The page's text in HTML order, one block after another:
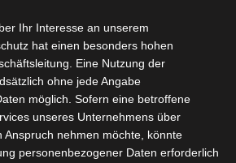
– Das Webinar
Ihr Interesse an unserem
hat einen besonders hohen
Eine Nutzung der
ohne jede Angabe
möglich. Sofern eine betroffene
unseres Unternehmens über
Anspruch nehmen möchte, könnte
personenbezogener Daten erforderlich